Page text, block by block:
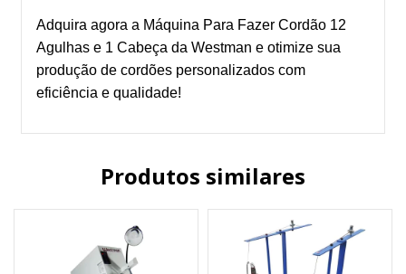
Adquira agora a Máquina Para Fazer Cordão 12
Agulhas e 1 Cabeça da Westman e otimize sua
produção de cordões personalizados com
eficiência e qualidade!
Produtos similares